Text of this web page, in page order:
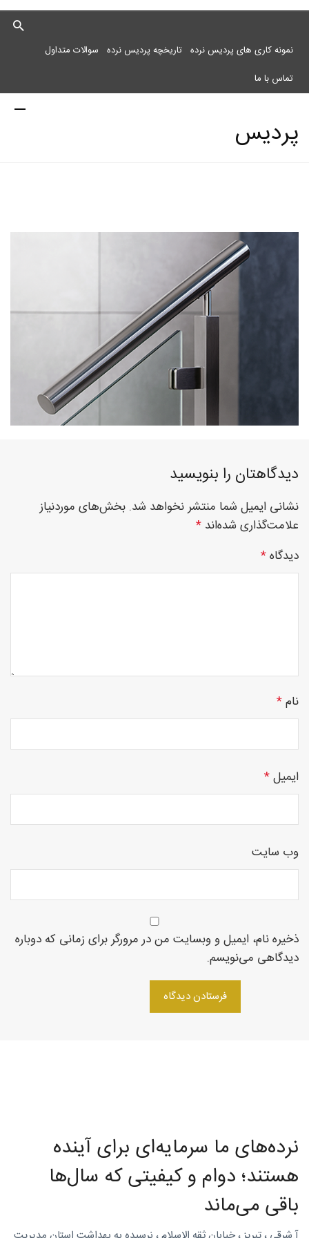
نمونه کاری های پردیس نرده تاریخچه پردیس نرده سوالات متداول
تماس با ما
پردیس
مرکز
نصب
نرده
چوبی
منبت
سی ان
سی
روتاری
غرب
دیدگاهتان را بنویسید
نشانی ایمیل شما منتشر نخواهد شد. بخش‌های موردنیاز
علامت‌گذاری شده‌اند *
دیدگاه*
نام*
ایمیل*
وب‌ سایت
ذخیره نام، ایمیل و وبسایت من در مرورگر برای زمانی که دوباره
دیدگاهی می‌نویسم.
نرده‌های ما سرمایه‌ای برای آینده
هستند؛ دوام و کیفیتی که سال‌ها
باقی می‌ماند